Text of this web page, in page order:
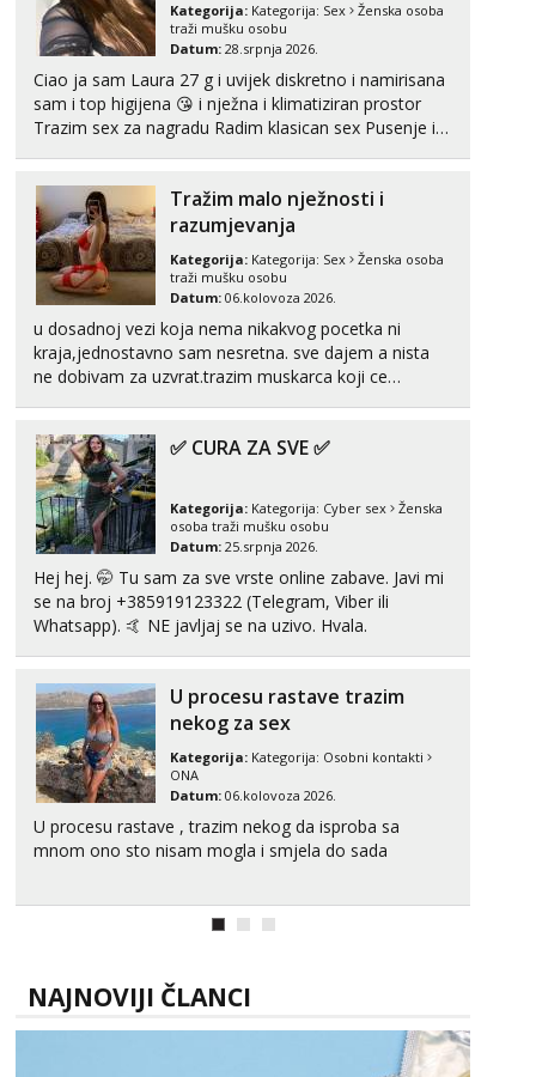
Tel: 064/677-677- Kod: #123
tel:0,93€ - mob:1,12€ min
Anđela
Čekam tvoj poziv!
Mira
Čekam tvoj poziv!
Tel: 064/677-677 - Kod: #72
tel:0,93€ - mob:1,12€ min
Lucija
Razgovaram :)
Obavijesti me kada se oslobodi
Liliana
Čekam tvoj poziv!
Tel: 064/677-677- Kod: #69
Marta
Razgovaram :)
tel:0,93€ - mob:1,12€ min
Obavijesti me kada se oslobodi
Snježana
Razgovaram :)
tel:0,93€ - mob:1,12€ min
Obavijesti me kada se oslobodi
Biljana
Razgovaram :)
Obavijesti me kada se oslobodi
Kategorija: Kategorija: Sex
Ženska osoba
traži mušku osobu
Datum: 28.srpnja 2026.
Ciao ja sam Laura 27 g i uvijek diskretno i namirisana
sam i top higijena 😘 i nježna i klimatiziran prostor
Trazim sex za nagradu Radim klasican sex Pusenje i
neljubim se Wha...Tražim malo nježnosti i
razumjevanja
Kategorija: Kategorija: Sex
Ženska osoba
traži mušku osobu
Datum: 06.kolovoza 2026.
u dosadnoj vezi koja nema nikakvog pocetka ni
kraja,jednostavno sam nesretna. sve dajem a nista
ne dobivam za uzvrat.trazim muskarca koji ce
poljupce po tijelu koji me jako pale,obozavam kad
muskar...
✅ CURA ZA SVE ✅
Kategorija: Kategorija: Cyber sex
Ženska
osoba traži mušku osobu
Datum: 25.srpnja 2026.
Hej hej. 🤭 Tu sam za sve vrste online zabave. Javi mi
se na broj +385919123322 (Telegram, Viber ili
Whatsapp). 🤙 NE javljaj se na uzivo. Hvala.
U procesu rastave trazim
nekog za sex
Kategorija: Kategorija: Osobni kontakti
ONA
Datum: 06.kolovoza 2026.
U procesu rastave , trazim nekog da isproba sa
mnom ono sto nisam mogla i smjela do sada
NAJNOVIJI ČLANCI